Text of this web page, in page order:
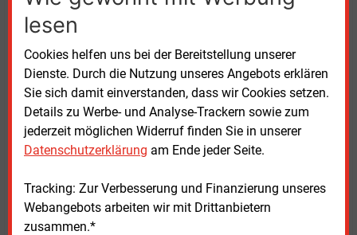
lesen
Cookies helfen uns bei der Bereitstellung unserer
Dienste. Durch die Nutzung unseres Angebots erklären
Sie sich damit einverstanden, dass wir Cookies setzen.
Details zu Werbe- und Analyse-Trackern sowie zum
jederzeit möglichen Widerruf finden Sie in unserer
Datenschutzerklärung am Ende jeder Seite.
Tracking: Zur Verbesserung und Finanzierung unseres
Webangebots arbeiten wir mit Drittanbietern
zusammen.*
Im technologieoffenen Szenario verdoppele sich die
installierte Onshore-Kapazität bis 2030 im Vergleich
Offshore erreichten in Summe 290.000 MW im Jahr
Die installierte Photovoltaik-Kapazität steigt bis
dahin auf bis zu 420.000
Institut. Die Elektrolyse-Kapazität taxiert es auf
In von PV geprägten Ländern würden dagegen
vermehrt Batteriespeicher installiert werden.